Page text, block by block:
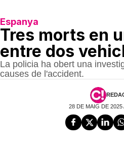
Espanya
Tres morts en
entre dos
La policia ha obert una
causes de l'accident.
28 DE MAIG DE 2025